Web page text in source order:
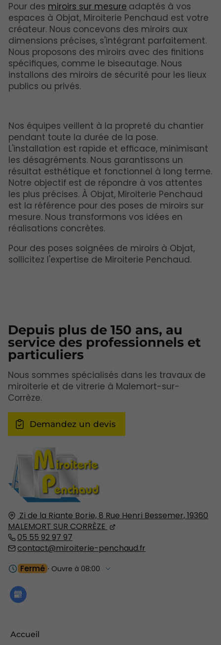
Pour des miroirs sur mesure adaptés à vos
espaces à Objat, Miroiterie Penchaud est votre
créateur. Nous concevons des miroirs aux
dimensions précises, s'intégrant parfaitement.
Nous proposons des miroirs avec des finitions
spécifiques, comme le biseautage. Nous
installons des miroirs de sécurité pour les lieux
publics ou privés.
Nos équipes veillent à la propreté du chantier
pendant toute la durée de la pose.
L'installation est rapide et efficace, minimisant
les désagréments. Nous garantissons un
résultat esthétique et fonctionnel à long terme.
Notre objectif est de répondre à vos attentes
les plus précises. À Objat, Miroiterie Penchaud
est la référence pour des poses de miroirs sur
mesure. Nous transformons vos idées en
réalisations concrètes.
Pour des poses soignées de miroirs à Objat,
sollicitez l'expertise de Miroiterie Penchaud.
Zi de la Riante Borie, 8 Rue Henri Bessemer,19360
MALEMORT SUR CORRÈZE
05 55 92 97 97
contact@miroiterie-penchaud.fr
Fermé ⋅ Ouvre à 08:00
Accueil
Depuis plus de 150 ans, au
service des professionnels et
particuliers
Nous sommes spécialisés dans les travaux de
miroiterie et de vitrerie à Malemort-sur-
Corrèze.
Demandez un devis